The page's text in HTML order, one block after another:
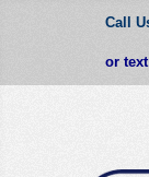
Call
or